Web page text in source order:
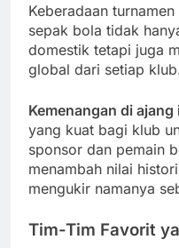
Keberadaan
sepak bola tidak
domestik tetapi juga
global dari setiap
Kemenangan di ajang
yang kuat bagi klub
sponsor dan pemain
menambah nilai
mengukir namanya
Tim-Tim Favorit